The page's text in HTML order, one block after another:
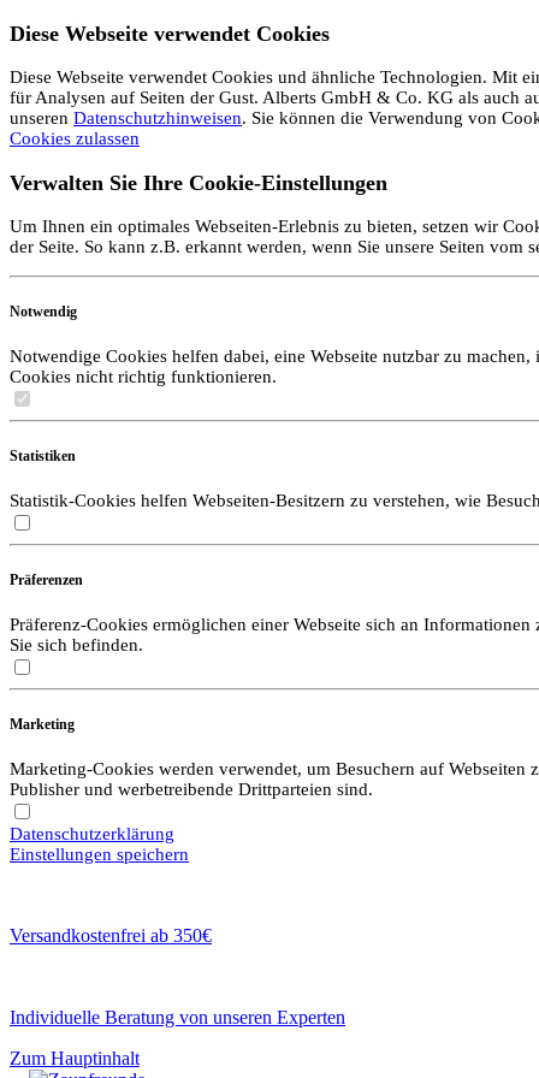
Diese Webseite verwendet Cookies
Diese Webseite verwendet Cookies und ähnliche Technologien. Mit
für Analysen auf Seiten der Gust. Alberts GmbH & Co. KG als auch
unseren Datenschutzhinweisen. Sie können die Verwendung von
Cookies zulassen
Verwalten Sie Ihre Cookie-Einstellungen
Um Ihnen ein optimales Webseiten-Erlebnis zu bieten, setzen wir
der Seite. So kann z.B. erkannt werden, wenn Sie unsere Seiten
Notwendig
Notwendige Cookies helfen dabei, eine Webseite nutzbar zu
Cookies nicht richtig funktionieren.
Statistiken
Statistik-Cookies helfen Webseiten-Besitzern zu verstehen, wie
Präferenzen
Präferenz-Cookies ermöglichen einer Webseite sich an
Sie sich befinden.
Marketing
Marketing-Cookies werden verwendet, um Besuchern auf
Publisher und werbetreibende Drittparteien sind.
Datenschutzerklärung
Einstellungen speichern
Versandkostenfrei ab 350€
Individuelle Beratung von unseren Experten
Zum Hauptinhalt